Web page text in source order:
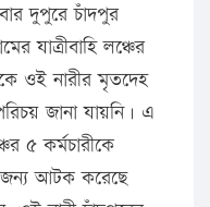
দুপুরে চাঁদপুর
যাত্রীবাহি লঞ্চের
ওই নারীর মৃতদেহ
জানা যায়নি। এ
৫ কর্মচারীকে
জন্য আটক করেছে